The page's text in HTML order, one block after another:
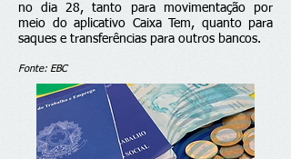
no dia 28, tanto para movimentação por
meio do aplicativo Caixa Tem, quanto para
saques e transferências para outros bancos.
Fonte: EBC